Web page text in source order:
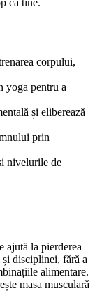
ca tine.
corpului,
yoga pentru a
și eliberează
prin
nivelurile de
ajută la pierderea
disciplinei, fără a
alimentare.
masa musculară